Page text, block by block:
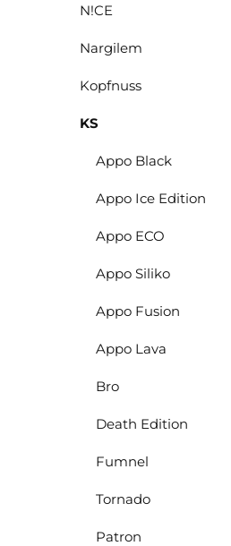
N!CE
Nargilem
Kopfnuss
KS
Appo Black
Appo Ice Edition
Appo ECO
Appo Siliko
Appo Fusion
Appo Lava
Bro
Death Edition
Fumnel
Tornado
Patron